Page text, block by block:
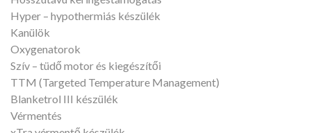
Hyper – hypothermiás készülék
Kanülök
Oxygenatorok
Szív – tüdő motor és kiegészítői
TTM (Targeted Temperature Management)
Blanketrol III készülék
Vérmentés